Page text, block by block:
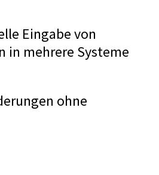
Eingabe von
in mehrere Systeme
ohne